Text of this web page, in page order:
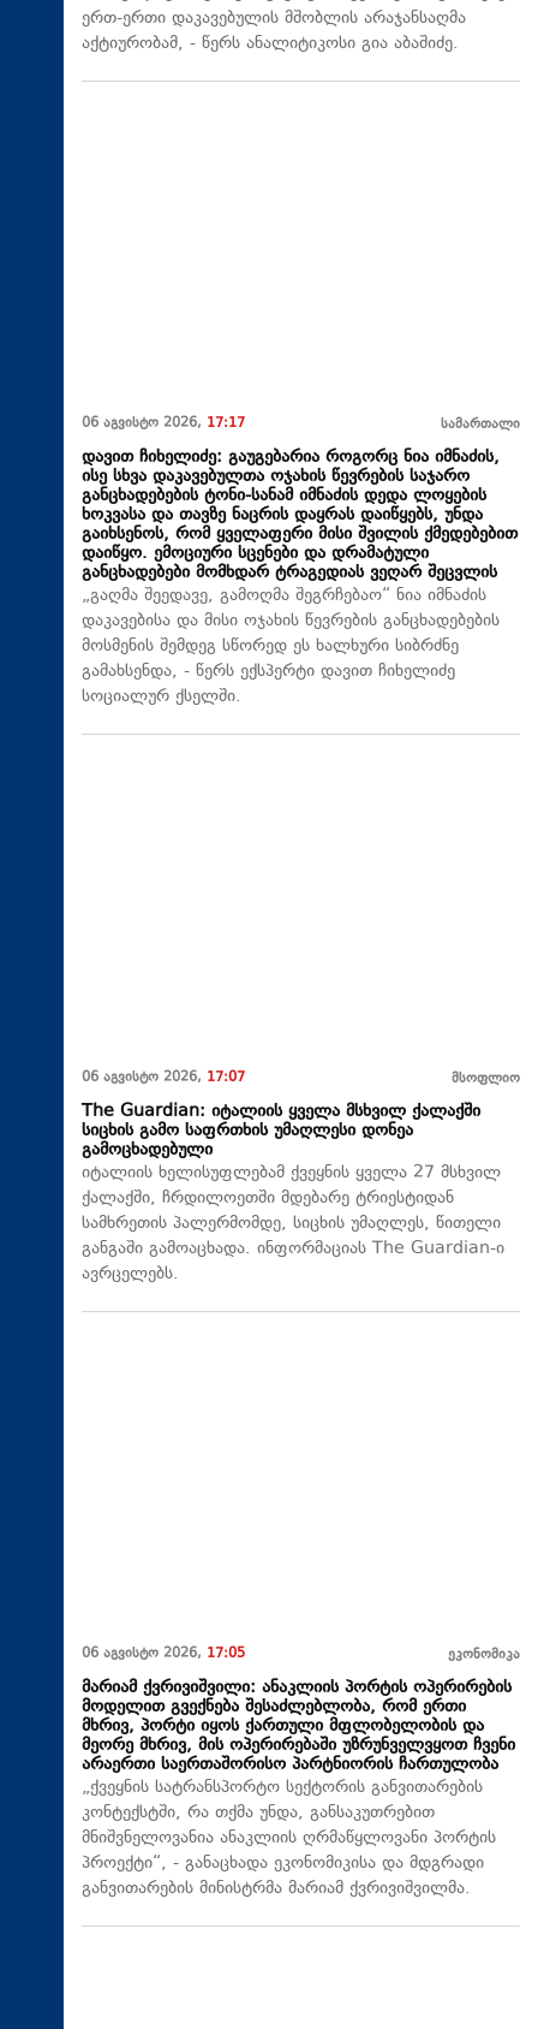
ერთ-ერთი დაკავებულის მშობლის არაჯანსაღმა
აქტიურობამ, - წერს ანალიტიკოსი გია აბაშიძე.
06 აგვისტო 2026, 17:17 სამართალი
დავით ჩიხელიძე: გაუგებარია როგორც ნია იმნაძის,
ისე სხვა დაკავებულთა ოჯახის წევრების საჯარო
განცხადებების ტონი-სანამ იმნაძის დედა ლოყების
ხოკვასა და თავზე ნაცრის დაყრას დაიწყებს, უნდა
გაიხსენოს, რომ ყველაფერი მისი შვილის ქმედებებით
დაიწყო. ემოციური სცენები და დრამატული
განცხადებები მომხდარ ტრაგედიას ვეღარ შეცვლის
„გაღმა შეედავე, გამოღმა შეგრჩებაო“ ნია იმნაძის
დაკავებისა და მისი ოჯახის წევრების განცხადებების
მოსმენის შემდეგ სწორედ ეს ხალხური სიბრძნე
გამახსენდა, - წერს ექსპერტი დავით ჩიხელიძე
სოციალურ ქსელში.
06 აგვისტო 2026, 17:07 მსოფლიო
The Guardian: იტალიის ყველა მსხვილ ქალაქში
სიცხის გამო საფრთხის უმაღლესი დონეა
გამოცხადებული
იტალიის ხელისუფლებამ ქვეყნის ყველა 27 მსხვილ
ქალაქში, ჩრდილოეთში მდებარე ტრიესტიდან
სამხრეთის პალერმომდე, სიცხის უმაღლეს, წითელი
განგაში გამოაცხადა. ინფორმაციას The Guardian-ი
ავრცელებს.
06 აგვისტო 2026, 17:05 ეკონომიკა
მარიამ ქვრივიშვილი: ანაკლიის პორტის ოპერირების
მოდელით გვექნება შესაძლებლობა, რომ ერთი
მხრივ, პორტი იყოს ქართული მფლობელობის და
მეორე მხრივ, მის ოპერირებაში უზრუნველვყოთ ჩვენი
არაერთი საერთაშორისო პარტნიორის ჩართულობა
„ქვეყნის სატრანსპორტო სექტორის განვითარების
კონტექსტში, რა თქმა უნდა, განსაკუთრებით
მნიშვნელოვანია ანაკლიის ღრმაწყლოვანი პორტის
პროექტი“, - განაცხადა ეკონომიკისა და მდგრადი
განვითარების მინისტრმა მარიამ ქვრივიშვილმა.